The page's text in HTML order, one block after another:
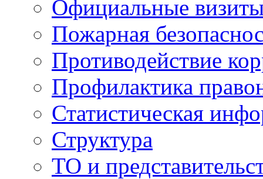
Официальные
Пожарная
Противодействие
Профилактика
Статистическая
Структура
ТО и